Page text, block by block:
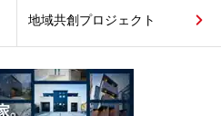
地域共創プロジェクト